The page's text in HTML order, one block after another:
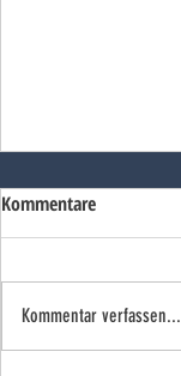
Kommentare
Kommentar verfassen...